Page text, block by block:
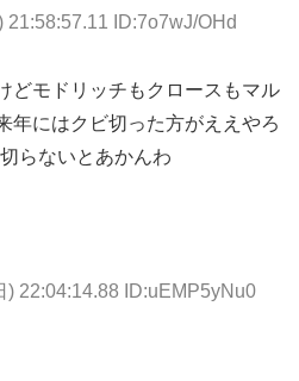
21:58:57.11 ID:7o7wJ/OHd
どモドリッチもクロースもマル
年にはクビ切った方がええやろ
らないとあかんわ
) 22:04:14.88 ID:uEMP5yNu0